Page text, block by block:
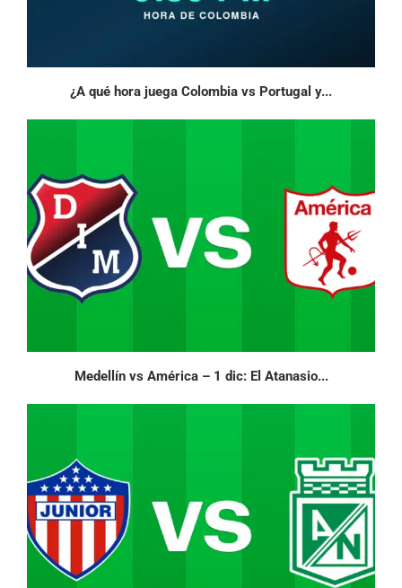
¿A qué hora juega Colombia vs Portugal y...
Medellín vs América – 1 dic: El Atanasio...